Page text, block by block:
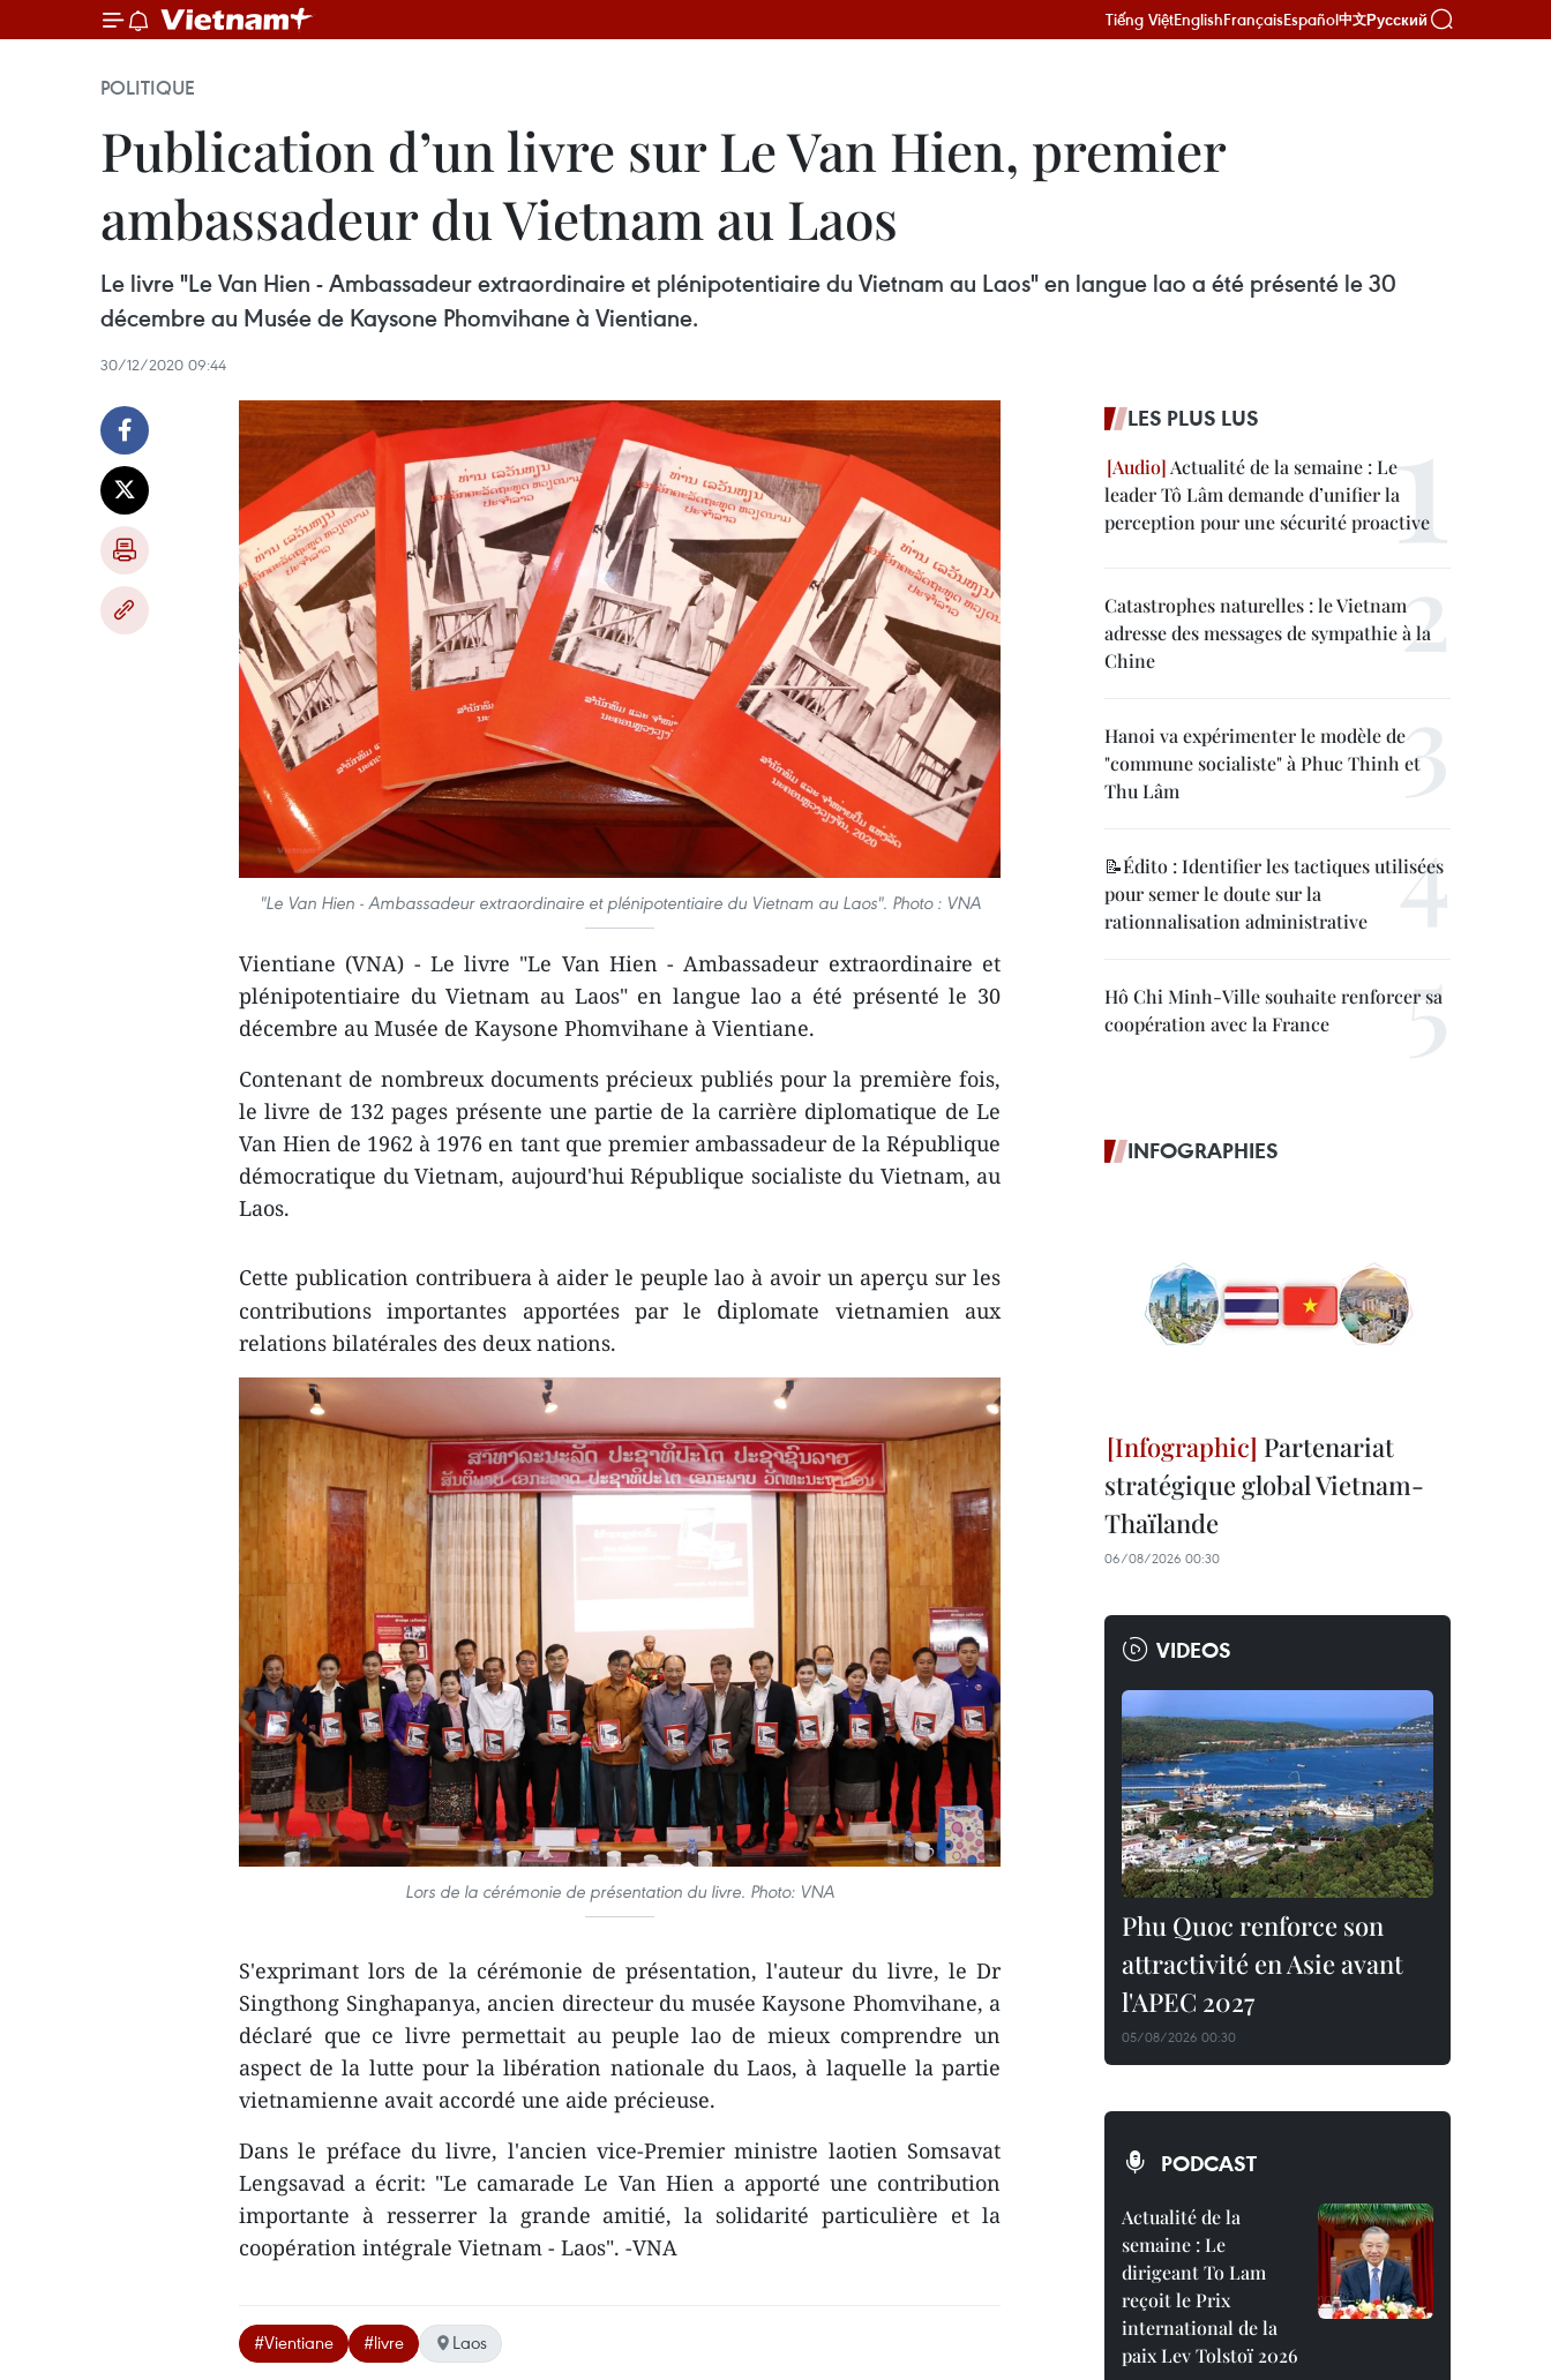
Tiếng ViệtEnglishFrançaisEspañol中文Русский
POLITIQUE
Publication d’un livre sur Le Van Hien, premier
ambassadeur du Vietnam au Laos
Le livre "Le Van Hien - Ambassadeur extraordinaire et plénipotentiaire du Vietnam au Laos" en langue lao a été présenté le 30
décembre au Musée de Kaysone Phomvihane à Vientiane.
30/12/2020 09:44
"Le Van Hien - Ambassadeur extraordinaire et plénipotentiaire du Vietnam au Laos". Photo : VNA
Vientiane (VNA) - Le livre "Le Van Hien - Ambassadeur extraordinaire et
plénipotentiaire du Vietnam au Laos" en langue lao a été présenté le 30
décembre au Musée de Kaysone Phomvihane à Vientiane.
Contenant de nombreux documents précieux publiés pour la première fois,
le livre de 132 pages présente une partie de la carrière diplomatique de Le
Van Hien de 1962 à 1976 en tant que premier ambassadeur de la République
démocratique du Vietnam, aujourd'hui République socialiste du Vietnam, au
Laos.
Cette publication contribuera à aider le peuple lao à avoir un aperçu sur les
contributions importantes apportées par le diplomate vietnamien aux
relations bilatérales des deux nations.
Lors de la cérémonie de présentation du livre. Photo: VNA
S'exprimant lors de la cérémonie de présentation, l'auteur du livre, le Dr
Singthong Singhapanya, ancien directeur du musée Kaysone Phomvihane, a
déclaré que ce livre permettait au peuple lao de mieux comprendre un
aspect de la lutte pour la libération nationale du Laos, à laquelle la partie
vietnamienne avait accordé une aide précieuse.
Dans le préface du livre, l'ancien vice-Premier ministre laotien Somsavat
Lengsavad a écrit: "Le camarade Le Van Hien a apporté une contribution
importante à resserrer la grande amitié, la solidarité particulière et la
coopération intégrale Vietnam - Laos". -VNA
#Vientiane #livre Laos
LES PLUS LUS
Actualité de la semaine : Le
leader Tô Lâm demande d’unifier la
perception pour une sécurité proactive
Catastrophes naturelles : le Vietnam
adresse des messages de sympathie à la
Chine
Hanoi va expérimenter le modèle de
"commune socialiste" à Phuc Thinh et
Thu Lâm
📝Édito : Identifier les tactiques utilisées
pour semer le doute sur la
rationnalisation administrative
Hô Chi Minh-Ville souhaite renforcer sa
coopération avec la France
INFOGRAPHIES
Partenariat
stratégique global Vietnam-
Thaïlande
06/08/2026 00:30
VIDEOS
Phu Quoc renforce son
attractivité en Asie avant
l'APEC 2027
05/08/2026 00:30
PODCAST
Actualité de la
semaine : Le
dirigeant To Lam
reçoit le Prix
international de la
paix Lev Tolstoï 2026